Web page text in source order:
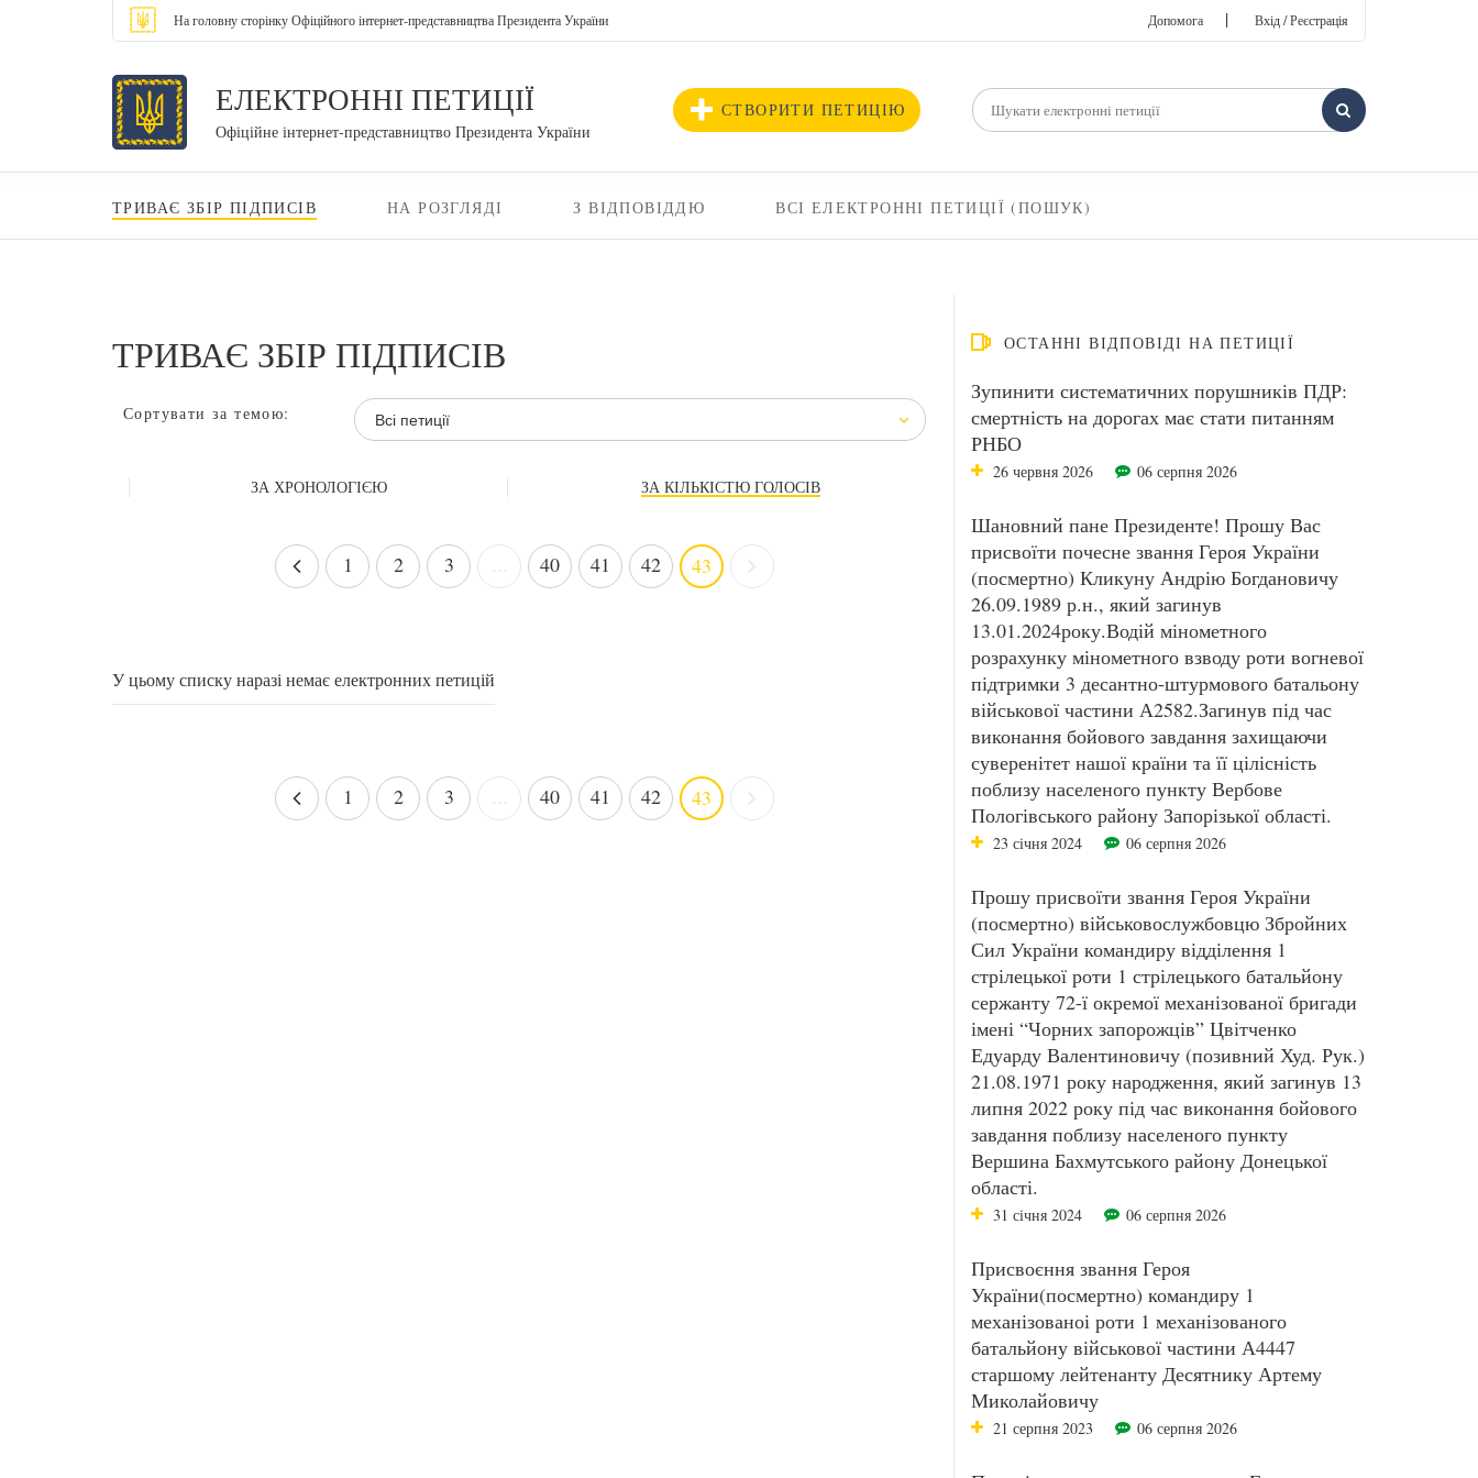
На головну сторінку Офіційного інтернет-представництва Президента України Допомога | Вхід / Реєстрація
ЕЛЕКТРОННІ ПЕТИЦІЇ
Офіційне інтернет-представництво Президента України
СТВОРИТИ ПЕТИЦІЮ
ТРИВАЄ ЗБІР ПІДПИСІВ НА РОЗГЛЯДІ З ВІДПОВІДДЮ ВСІ ЕЛЕКТРОННІ ПЕТИЦІЇ (ПОШУК)
ТРИВАЄ ЗБІР ПІДПИСІВ
Сортувати за темою: Всі петиції
ЗА ХРОНОЛОГІЄЮ ЗА КІЛЬКІСТЮ ГОЛОСІВ
1 2 3 40 41 42 43
У цьому списку наразі немає електронних петицій
1 2 3 40 41 42 43
ОСТАННІ ВІДПОВІДІ НА ПЕТИЦІЇ
Зупинити систематичних порушників ПДР:
смертність на дорогах має стати питанням
РНБО
26 червня 2026 06 серпня 2026
Шановний пане Президенте! Прошу Вас
присвоїти почесне звання Героя України
(посмертно) Кликуну Андрію Богдановичу
26.09.1989 р.н., який загинув
13.01.2024року.Водій мінометного
розрахунку мінометного взводу роти вогневої
підтримки 3 десантно-штурмового батальону
військової частини А2582.Загинув під час
виконання бойового завдання захищаючи
суверенітет нашої країни та її цілісність
поблизу населеного пункту Вербове
Пологівського району Запорізької області.
23 січня 2024 06 серпня 2026
Прошу присвоїти звання Героя України
(посмертно) військовослужбовцю Збройних
Сил України командиру відділення 1
стрілецької роти 1 стрілецького батальйону
сержанту 72-ї окремої механізованої бригади
імені “Чорних запорожців” Цвітченко
Едуарду Валентиновичу (позивний Худ. Рук.)
21.08.1971 року народження, який загинув 13
липня 2022 року під час виконання бойового
завдання поблизу населеного пункту
Вершина Бахмутського району Донецької
області.
31 січня 2024 06 серпня 2026
Присвоєння звання Героя
України(посмертно) командиру 1
механізованоі роти 1 механізованого
батальйону військової частини А4447
старшому лейтенанту Десятнику Артему
Миколайовичу
21 серпня 2023 06 серпня 2026